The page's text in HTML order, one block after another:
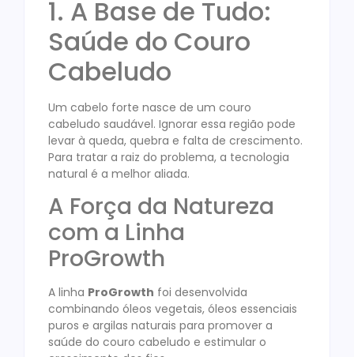
1. A Base de Tudo:
Saúde do Couro
Cabeludo
Um cabelo forte nasce de um couro
cabeludo saudável. Ignorar essa região pode
levar à queda, quebra e falta de crescimento.
Para tratar a raiz do problema, a tecnologia
natural é a melhor aliada.
A Força da Natureza
com a Linha
ProGrowth
A linha ProGrowth foi desenvolvida
combinando óleos vegetais, óleos essenciais
puros e argilas naturais para promover a
saúde do couro cabeludo e estimular o